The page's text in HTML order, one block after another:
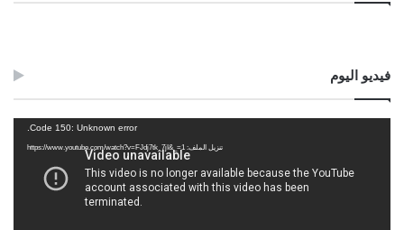
فيديو اليوم
Code 150: Unknown error.
تنزيل الملف: https://www.youtube.com/watch?v=FJdj7tk_7jI&_=1